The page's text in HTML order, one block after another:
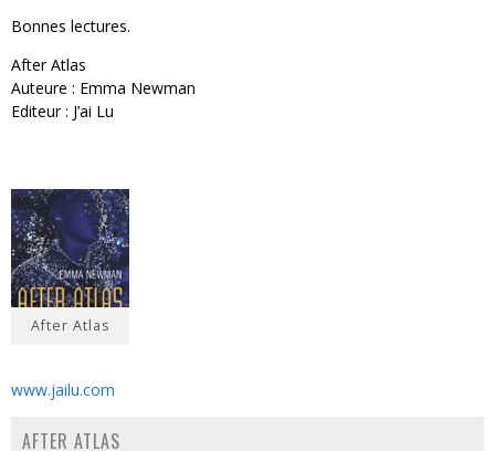
Bonnes lectures.
After Atlas
Auteure : Emma Newman
Editeur : J’ai Lu
After Atlas
www.jailu.com
AFTER ATLAS